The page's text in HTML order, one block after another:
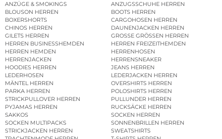
ANZÜGE & SMOKINGS
ANZUGSSCHUHE HERREN
BLOUSON HERREN
BOOTS HERREN
BOXERSHORTS
CARGOHOSEN HERREN
CHINOS HERREN
DAUNENJACKEN HERREN
GILETS HERREN
GROSSE GRÖSSEN HERREN
HERREN BUSINESSHEMDEN
HERREN FREIZEITHEMDEN
HERREN HEMDEN
HERRENHOSEN
HERRENJACKEN
HERRENSNEAKER
HOODIES HERREN
JEANS HERREN
LEDERHOSEN
LEDERJACKEN HERREN
MÄNTEL HERREN
OVERSHIRTS HERREN
PARKA HERREN
POLOSHIRTS HERREN
STRICKPULLOVER HERREN
PULLUNDER HERREN
PYJAMAS HERREN
RUCKSÄCKE HERREN
SAKKOS
SOCKEN HERREN
SOCKEN MULTIPACKS
SONNENBRILLEN HERREN
STRICKJACKEN HERREN
SWEATSHIRTS